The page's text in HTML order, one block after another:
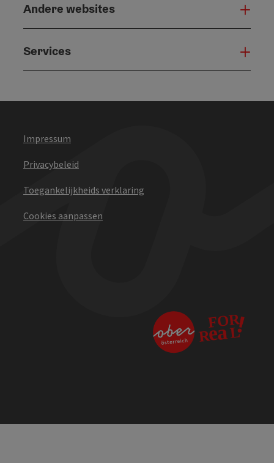
Andere websites
Services
Impressum
Privacybeleid
Toegankelijkheids verklaring
Cookies aanpassen